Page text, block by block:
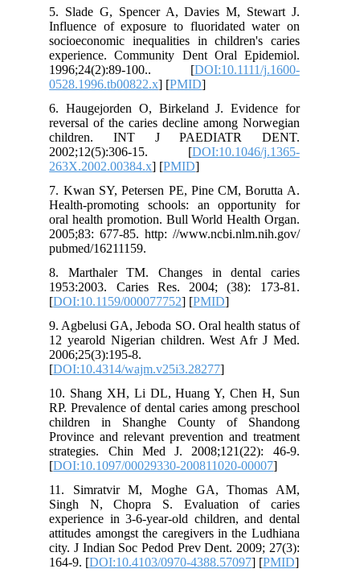
5. Slade G, Spencer A, Davies M, Stewart J.
Influence of exposure to fluoridated water on
socioeconomic inequalities in children's caries
experience. Community Dent Oral Epidemiol.
1996;24(2):89-100.. [DOI:10.1111/j.1600-
0528.1996.tb00822.x] [PMID
6. Haugejorden O, Birkeland J. Evidence for
reversal of the caries decline among Norwegian
children. INT J PAEDIATR DENT.
2002;12(5):306-15. [DOI:10.1046/j.1365-
263X.2002.00384.x] [PMID
7. Kwan SY, Petersen PE, Pine CM, Borutta A.
Health-promoting schools: an opportunity for
oral health promotion. Bull World Health Organ.
2005;83: 677-85. http: //www.ncbi.nlm.nih.gov/
pubmed/16211159.
8. Marthaler TM. Changes in dental caries
1953:2003. Caries Res. 2004; (38): 173-81.
[DOI:10.1159/000077752] [PMID
9. Agbelusi GA, Jeboda SO. Oral health status of
12 yearold Nigerian children. West Afr J Med.
2006;25(3):195-8.
[DOI:10.4314/wajm.v25i3.28277
10. Shang XH, Li DL, Huang Y, Chen H, Sun
RP. Prevalence of dental caries among preschool
children in Shanghe County of Shandong
Province and relevant prevention and treatment
strategies. Chin Med J. 2008;121(22): 46-9.
[DOI:10.1097/00029330-200811020-00007
11. Simratvir M, Moghe GA, Thomas AM,
Singh N, Chopra S. Evaluation of caries
experience in 3-6-year-old children, and dental
attitudes amongst the caregivers in the Ludhiana
city. J Indian Soc Pedod Prev Dent. 2009; 27(3):
164-9. [DOI:10.4103/0970-4388.57097] [PMID